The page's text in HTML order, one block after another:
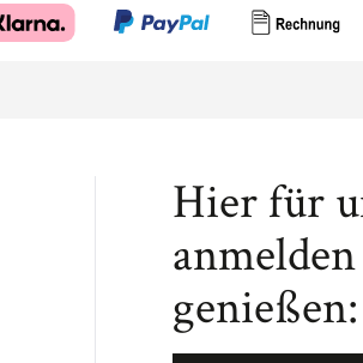
Hier für
genießen: